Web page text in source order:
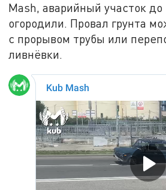
Mash, аварийный участок до
огородили. Провал грунта
с прорывом трубы или
ливнёвки.